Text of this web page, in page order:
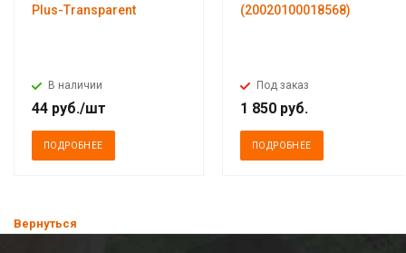
Plus-Transparent
В наличии
44 руб./шт
ПОДРОБНЕЕ
(20020100018568)
Под заказ
1 850 руб.
ПОДРОБНЕЕ
Вернуться